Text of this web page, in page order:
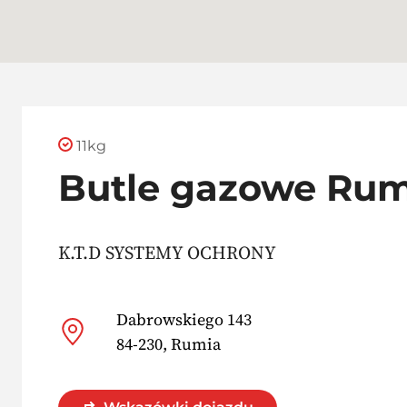
11kg
Butle gazowe
K.T.D SYSTEMY OCHRONY
Dabrowskiego 143
84-230, Rumia